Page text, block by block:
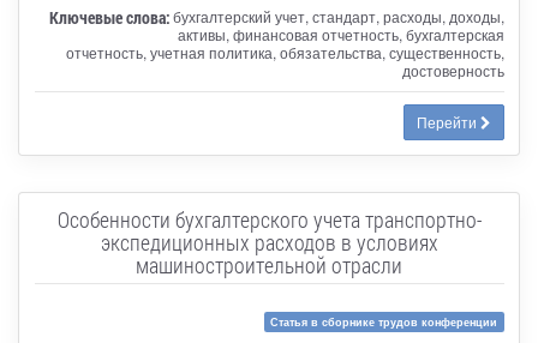
Ключевые слова:бухгалтерский учет, стандарт, расходы, доходы,
активы, финансовая отчетность, бухгалтерская
отчетность, учетная политика, обязательства, существенность,
достоверность
Перейти
Особенности бухгалтерского учета транспортно-
экспедиционных расходов в условиях
машиностроительной отрасли
Статья в сборнике трудов конференции